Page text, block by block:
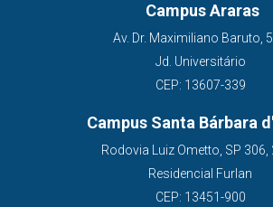
Campus Araras
Av. Dr. Maximiliano Baruto,
Jd. Universitário
CEP: 13607-339
Campus Santa Bárbara
Rodovia Luiz Ometto, SP 306,
Residencial Furlan
CEP: 13451-900